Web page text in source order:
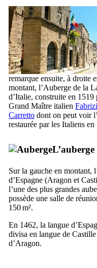
remarque ensuite, à droite
montant, l’Auberge de la
d’Italie, construite en 1519
Grand Maître italien
Carretto dont on peut voir
restaurée par les Italiens en
L’auberge
Sur la gauche en montant,
d’Espagne (Aragon et
l’une des plus grandes
possède une salle de
150 m².
En 1462, la langue
divisa en langue de
d’Aragon.